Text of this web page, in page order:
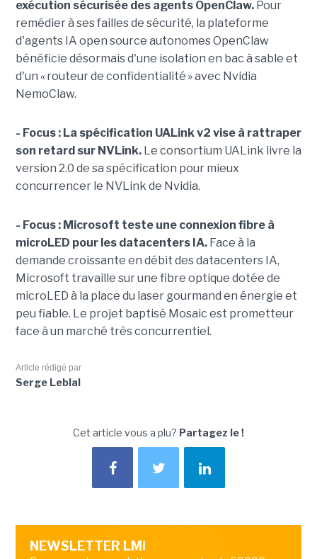
exécution sécurisée des agents OpenClaw.Pour
remédier à ses failles de sécurité, la plateforme
d'agents IA open source autonomes OpenClaw
bénéficie désormais d'une isolation en bac à sable et
d'un « routeur de confidentialité » avec Nvidia
NemoClaw.
- Focus : La spécification UALink v2 vise à rattraper
son retard sur NVLink. Le consortium UALink livre la
version 2.0 de sa spécification pour mieux
concurrencer le NVLink de Nvidia.
- Focus : Microsoft teste une connexion fibre à
microLED pour les datacenters IA.Face à la
demande croissante en débit des datacenters IA,
Microsoft travaille sur une fibre optique dotée de
microLED à la place du laser gourmand en énergie et
peu fiable. Le projet baptisé Mosaic est prometteur
face à un marché très concurrentiel.
Article rédigé par
Serge Leblal
Cet article vous a plu? Partagez le !
NEWSLETTER LMI